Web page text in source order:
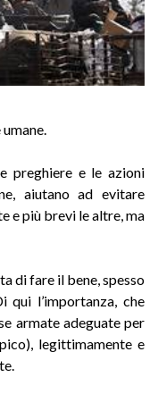
preghiere e le azioni
aiutano ad evitare
e più brevi le altre, ma
di fare il bene, spesso
l’importanza, che
armate adeguate per
legittimamente e